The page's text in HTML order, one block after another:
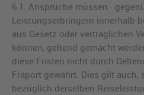
6.1. Ansprüche müssen
Leistungserbringern innerhalb
aus Gesetz oder vertraglichen
können, geltend gemacht
diese Fristen nicht durch
Fraport gewahrt. Dies gilt auch,
bezüglich derselben